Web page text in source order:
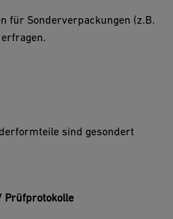
für Sonderverpackungen (z.B.
sind gesondert
Prüfprotokolle